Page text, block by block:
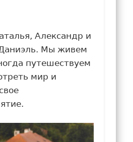
Александр и
Мы живем
путешествуем
мир и